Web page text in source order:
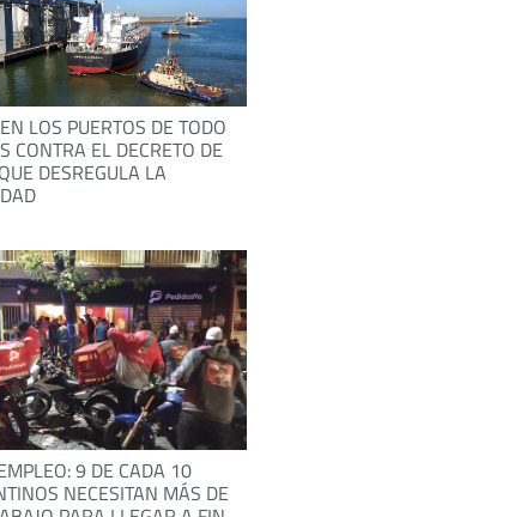
LOS PUERTOS DE TODO
CONTRA EL DECRETO DE
DESREGULA LA
9 DE CADA 10
NECESITAN MÁS DE